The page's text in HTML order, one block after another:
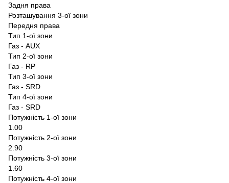
Задня права
Розташування 3-ої зони
Передня права
Тип 1-ої зони
Газ - AUX
Тип 2-ої зони
Газ - RP
Тип 3-ої зони
Газ - SRD
Тип 4-ої зони
Газ - SRD
Потужність 1-ої зони
1.00
Потужність 2-ої зони
2.90
Потужність 3-ої зони
1.60
Потужність 4-ої зони